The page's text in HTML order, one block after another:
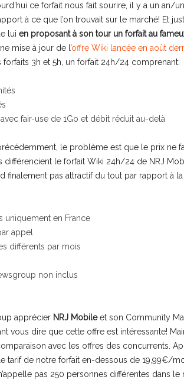
ce forfait nous fait sourire, il y a un an/
à ce que l’on trouvait sur le marché! Et
lui en proposant à son tour un forfait au
mise à jour de l’offre Wiki lancée en août
3h et 5h, un forfait 24h/24 comprenant:
avec fair-use de 1Go et débit réduit au-delà
le problème est que le prix ne
différencient le forfait Wiki 24h/24 de NRJ
finalement pas attractif du tout par rapport à
uniquement en France
appel
différents par mois
non inclus
apprécier NRJ Mobileet son Community
vous dire que cette offre est intéressante!
avec les offres des concurrents.
tarif de notre forfait en-dessous de 19,99€/
pas 250 personnes différentes dans le